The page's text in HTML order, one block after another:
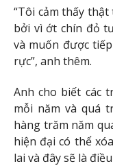
“Tôi cảm thấy
bởi vì ớt chín đỏ
và muốn được
rực”, anh thêm.
Anh cho biết các
mỗi năm và quá
hàng trăm năm
hiện đại có thể
lai và đây sẽ là